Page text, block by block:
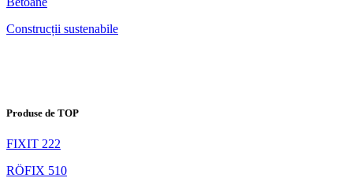
Construcții sustenabile
Produse de TOP
FIXIT 222
RÖFIX 510